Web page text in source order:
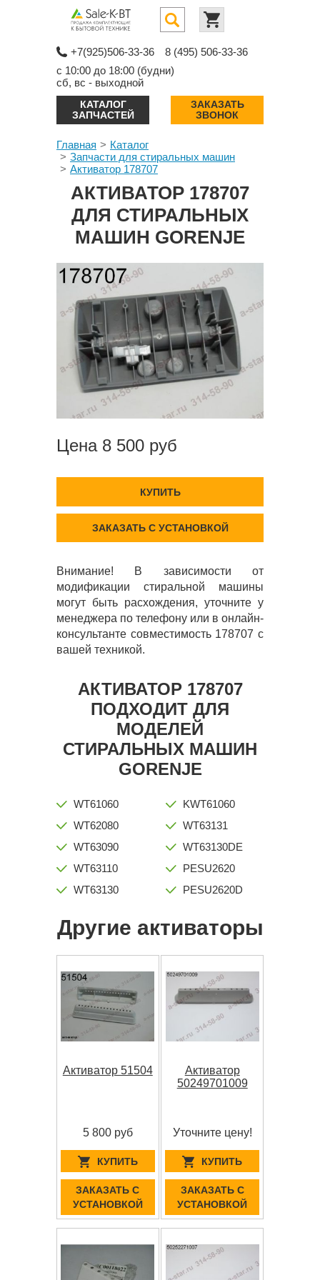
+7(925)506-33-36
8 (495) 506-33-36
с 10:00 до 18:00 (будни)
сб, вс - выходной
КАТАЛОГ
ЗАПЧАСТЕЙ
ЗАКАЗАТЬ
ЗВОНОК
Главная
Каталог
Запчасти для стиральных машин
Активатор 178707
АКТИВАТОР 178707
ДЛЯ СТИРАЛЬНЫХ
МАШИН GORENJE
Цена 8 500 руб
КУПИТЬ
ЗАКАЗАТЬ С УСТАНОВКОЙ
Внимание! В зависимости от
модификации стиральной машины
могут быть расхождения, уточните у
менеджера по телефону или в онлайн-
консультанте совместимость 178707 с
вашей техникой.
АКТИВАТОР 178707
ПОДХОДИТ ДЛЯ
МОДЕЛЕЙ
СТИРАЛЬНЫХ МАШИН
GORENJE
WT61060
WT62080
WT63090
WT63110
WT63130
KWT61060
WT63131
WT63130DE
PESU2620
PESU2620D
Другие активаторы
Активатор 51504
5 800 руб
КУПИТЬ
ЗАКАЗАТЬ С
УСТАНОВКОЙ
Активатор
50249701009
Уточните цену!
КУПИТЬ
ЗАКАЗАТЬ С
УСТАНОВКОЙ